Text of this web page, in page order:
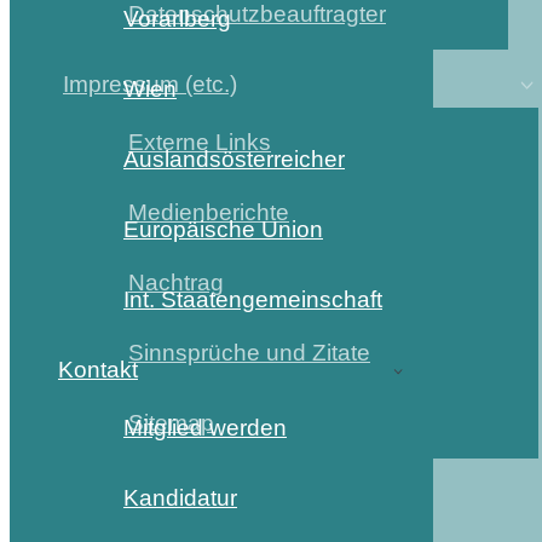
Datenschutzbeauftragter
Impressum (etc.)
Externe Links
Medienberichte
Nachtrag
Sinnsprüche und Zitate
Sitemap
Vorarlberg
Wien
Auslandsösterreicher
Europäische Union
Int. Staatengemeinschaft
Kontakt
Mitglied werden
Kandidatur